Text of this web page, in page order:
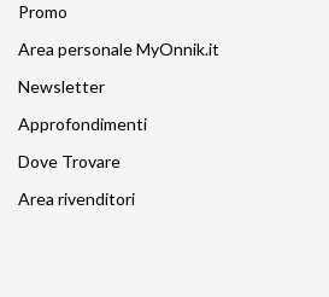
Promo
Area personale MyOnnik.it
Newsletter
Approfondimenti
Dove Trovare
Area rivenditori